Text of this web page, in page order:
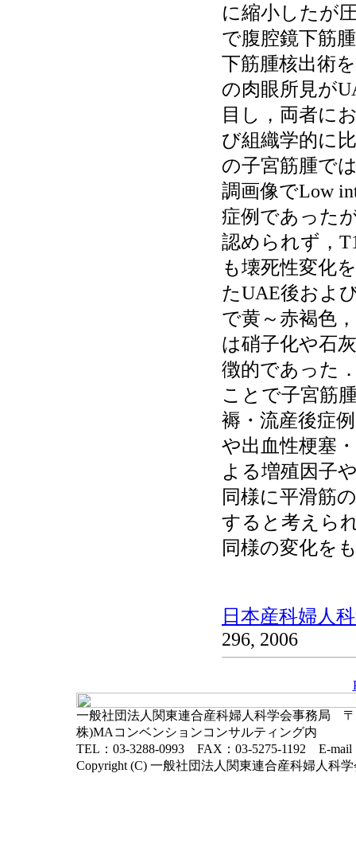
に縮小したが
で腹腔鏡下筋
下筋腫核出術
の肉眼所見が
目し，両者に
び組織学的に
の子宮筋腫で
調画像でLow
症例であった
認められず，
も壊死性変化
たUAE後およ
で黄～赤褐色
は硝子化や石
徴的であった
ことで子宮筋
褥・流産後症
や出血性梗塞
よる増殖因子
同様に平滑筋
すると考えら
同様の変化を
日本産科婦人
296, 2006
一般社団法人関東連合産科婦人科学会事務局 〒
株)MAコンベンションコンサルティング内
TEL：03-3288-0993 FAX：03-5275-1192 E-mail
Copyright (C) 一般社団法人関東連合産科婦人科